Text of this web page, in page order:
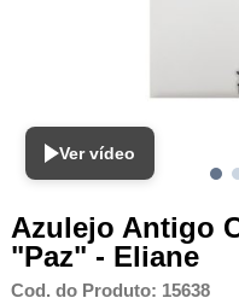
Ver vídeo
Azulejo Antigo
"Paz" - Eliane
Cod. do Produto: 15638